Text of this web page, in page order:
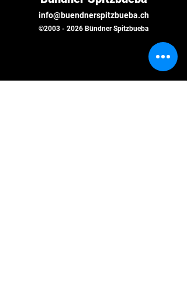
info@buendnerspitzbueba.ch
©2003 - 2026 Bündner Spitzbueba